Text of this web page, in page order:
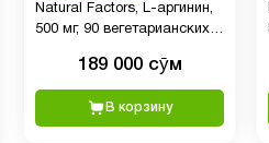
Natural Factors, L-аргинин,
500 мг, 90 вегетарианских
189 000 сӯм
В корзину